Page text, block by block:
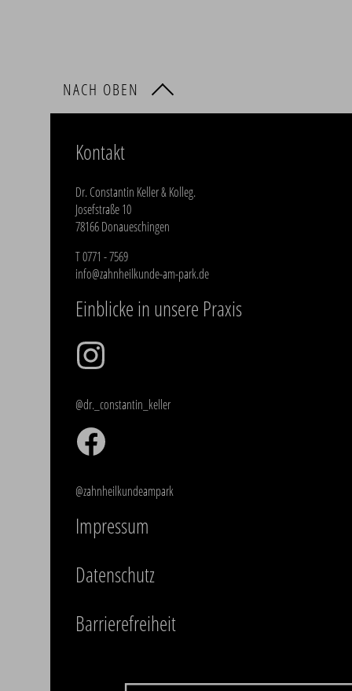
NACH OBEN
Kontakt
Dr. Constantin Keller & Kolleg.
Josefstraße 10
78166 Donaueschingen
T0771 - 7569
info@zahnheilkunde-am-park.de
Einblicke in unsere Praxis
@dr._constantin_keller
@zahnheilkundeampark
Impressum
Datenschutz
Barrierefreiheit